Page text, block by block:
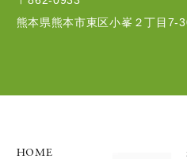
熊本県熊本市東区小峯２丁目7-
HOME